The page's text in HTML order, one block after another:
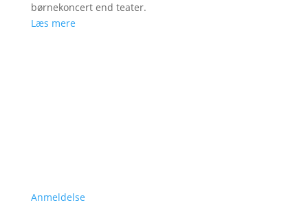
børnekoncert end teater.
Læs mere
Anmeldelse